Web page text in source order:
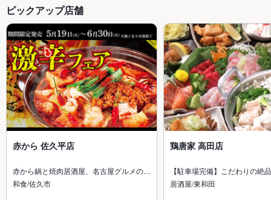
ピックアップ店舗
赤から 佐久平店
赤から鍋と焼肉居酒屋、名古屋グルメの…
和食/佐久市
鶏唐家 高田店
【駐車場完備】こだわりの絶
居酒屋/東和田